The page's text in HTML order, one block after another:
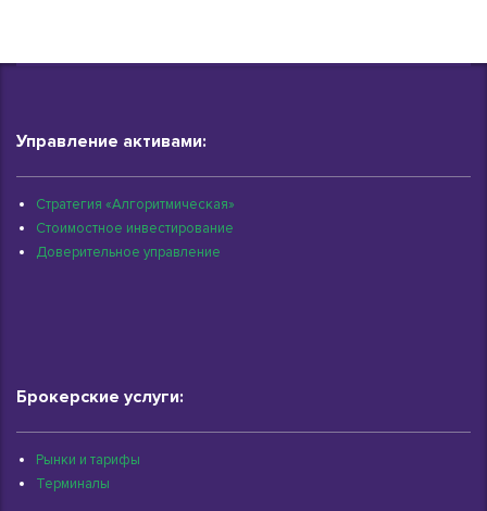
Управление активами:
Стратегия «Алгоритмическая»
Стоимостное инвестирование
Доверительное управление
Брокерские услуги:
Рынки и тарифы
Терминалы